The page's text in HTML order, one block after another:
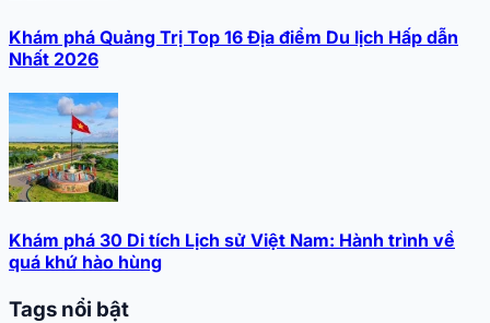
Khám phá Quảng Trị Top 16 Địa điểm Du lịch Hấp dẫn
Nhất 2026
Khám phá 30 Di tích Lịch sử Việt Nam: Hành trình về
quá khứ hào hùng
Tags nổi bật